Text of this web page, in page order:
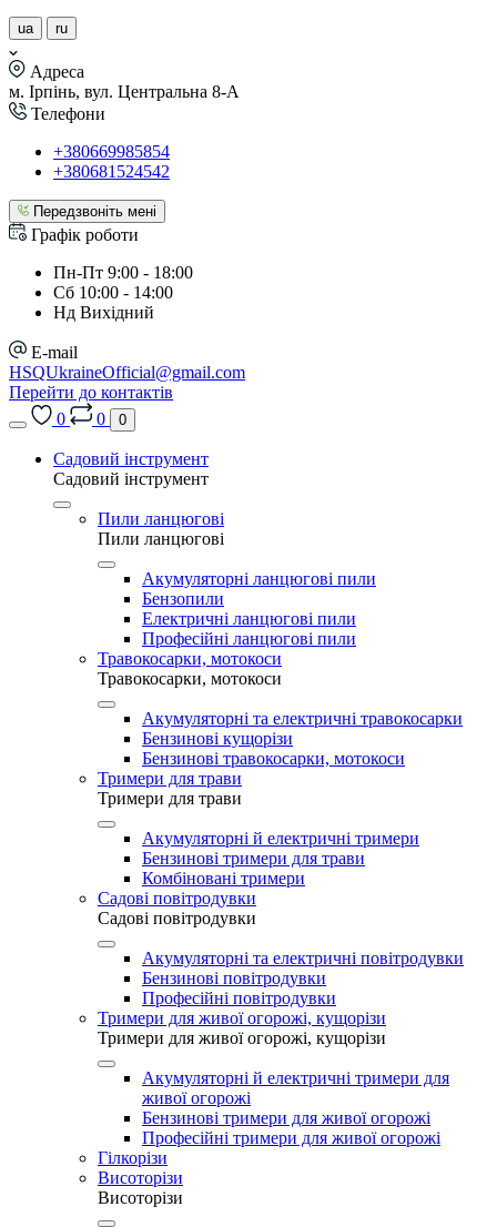
ua ru
Адреса
м. Ірпінь, вул. Центральна 8-А
Телефони
+380669985854
+380681524542
Передзвоніть мені
Графік роботи
Пн-Пт 9:00 - 18:00
Сб 10:00 - 14:00
Нд Вихідний
E-mail
HSQUkraineOfficial@gmail.com
Перейти до контактів
0
0 0
Садовий інструмент
Садовий інструмент
Пили ланцюгові
Пили ланцюгові
Акумуляторні ланцюгові пили
Бензопили
Електричні ланцюгові пили
Професійні ланцюгові пили
Травокосарки, мотокоси
Травокосарки, мотокоси
Акумуляторні та електричні травокосарки
Бензинові кущорізи
Бензинові травокосарки, мотокоси
Тримери для трави
Тримери для трави
Акумуляторні й електричні тримери
Бензинові тримери для трави
Комбіновані тримери
Садові повітродувки
Садові повітродувки
Акумуляторні та електричні повітродувки
Бензинові повітродувки
Професійні повітродувки
Тримери для живої огорожі, кущорізи
Тримери для живої огорожі, кущорізи
Акумуляторні й електричні тримери для
живої огорожі
Бензинові тримери для живої огорожі
Професійні тримери для живої огорожі
Гілкорізи
Висоторізи
Висоторізи